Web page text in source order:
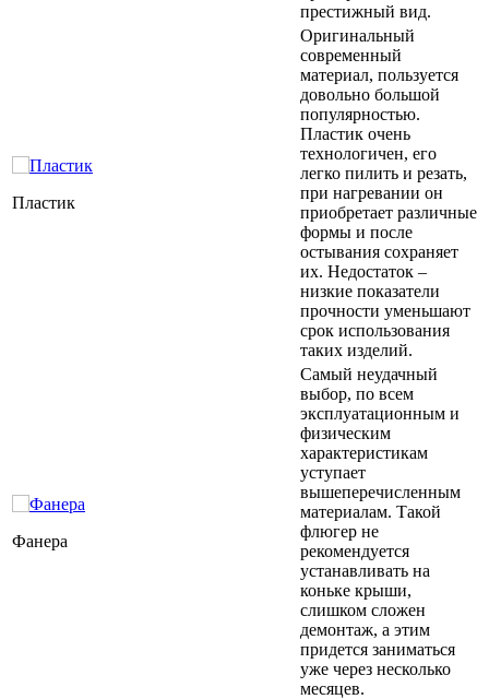
престижный вид.
Пластик
Оригинальный
современный
материал, пользуется
довольно большой
популярностью.
Пластик очень
технологичен, его
легко пилить и резать,
при нагревании он
приобретает различные
формы и после
остывания сохраняет
их. Недостаток –
низкие показатели
прочности уменьшают
срок использования
таких изделий.
Фанера
Самый неудачный
выбор, по всем
эксплуатационным и
физическим
характеристикам
уступает
вышеперечисленным
материалам. Такой
флюгер не
рекомендуется
устанавливать на
коньке крыши,
слишком сложен
демонтаж, а этим
придется заниматься
уже через несколько
месяцев.